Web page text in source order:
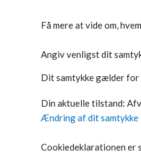
Få mere at vide om,
Angiv venligst dit
Dit samtykke gælder for
Din aktuelle tilstand:
Ændring af dit samtykke
Cookiedeklarationen